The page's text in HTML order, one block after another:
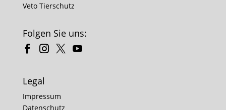
Veto Tierschutz
Folgen Sie uns:
Legal
Impressum
Datenschutz